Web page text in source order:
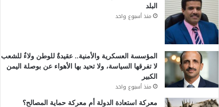
البلد
منذ أسبوع واحد
المؤسسة العسكرية والأمنية.. عقيدةٌ للوطن ولاءٌ للشعب
لا تفرقها السياسة، ولا تحيد بها الأهواء عن بوصلة اليمن
الكبير
منذ أسبوع واحد
معركة استعادة الدولة أم معركة حماية المصالح؟